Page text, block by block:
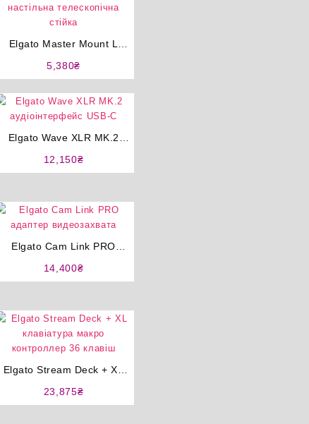
Elgato Master Mount L
стійка
5,380₴
Elgato Wave XLR MK.2
12,150₴
Elgato Cam Link PRO
14,400₴
Elgato Stream Deck + XL
контроллер 36 клавіш
23,875₴